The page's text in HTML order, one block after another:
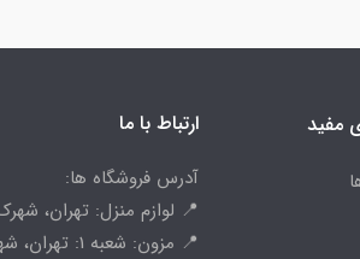
مفید ارتباط با ما
آدرس فروشگاه ها:
📍 لوازم منزل: تهران،
📍 مزون: